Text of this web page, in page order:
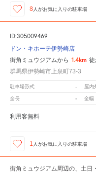
8 人がお気に入りの駐車場
ID:305009469
ドン・キホーテ伊勢崎店
街角ミュウジアムから 1.4km
群馬県伊勢崎市上泉町73-3
駐車場形式 - 屋内
全長 - 全幅
利用客無料
1 人がお気に入りの駐車場
街角ミュウジアム周辺の、土日